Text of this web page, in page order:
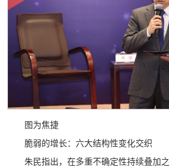
图为焦捷
脆弱的增长：六大结构性变化交织
朱民指出，在多重不确定性持续叠加